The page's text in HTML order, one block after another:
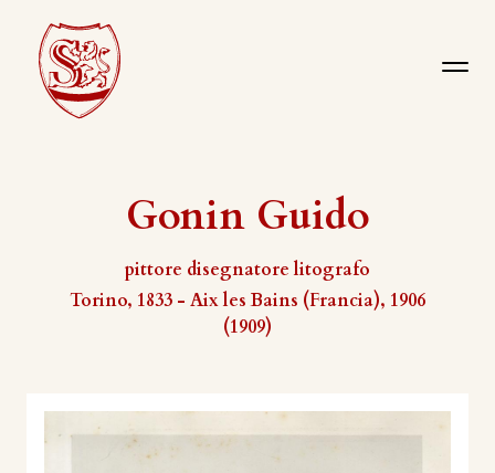
Gonin Guido
pittore disegnatore litografo
Torino, 1833 - Aix les Bains (Francia), 1906
(1909)